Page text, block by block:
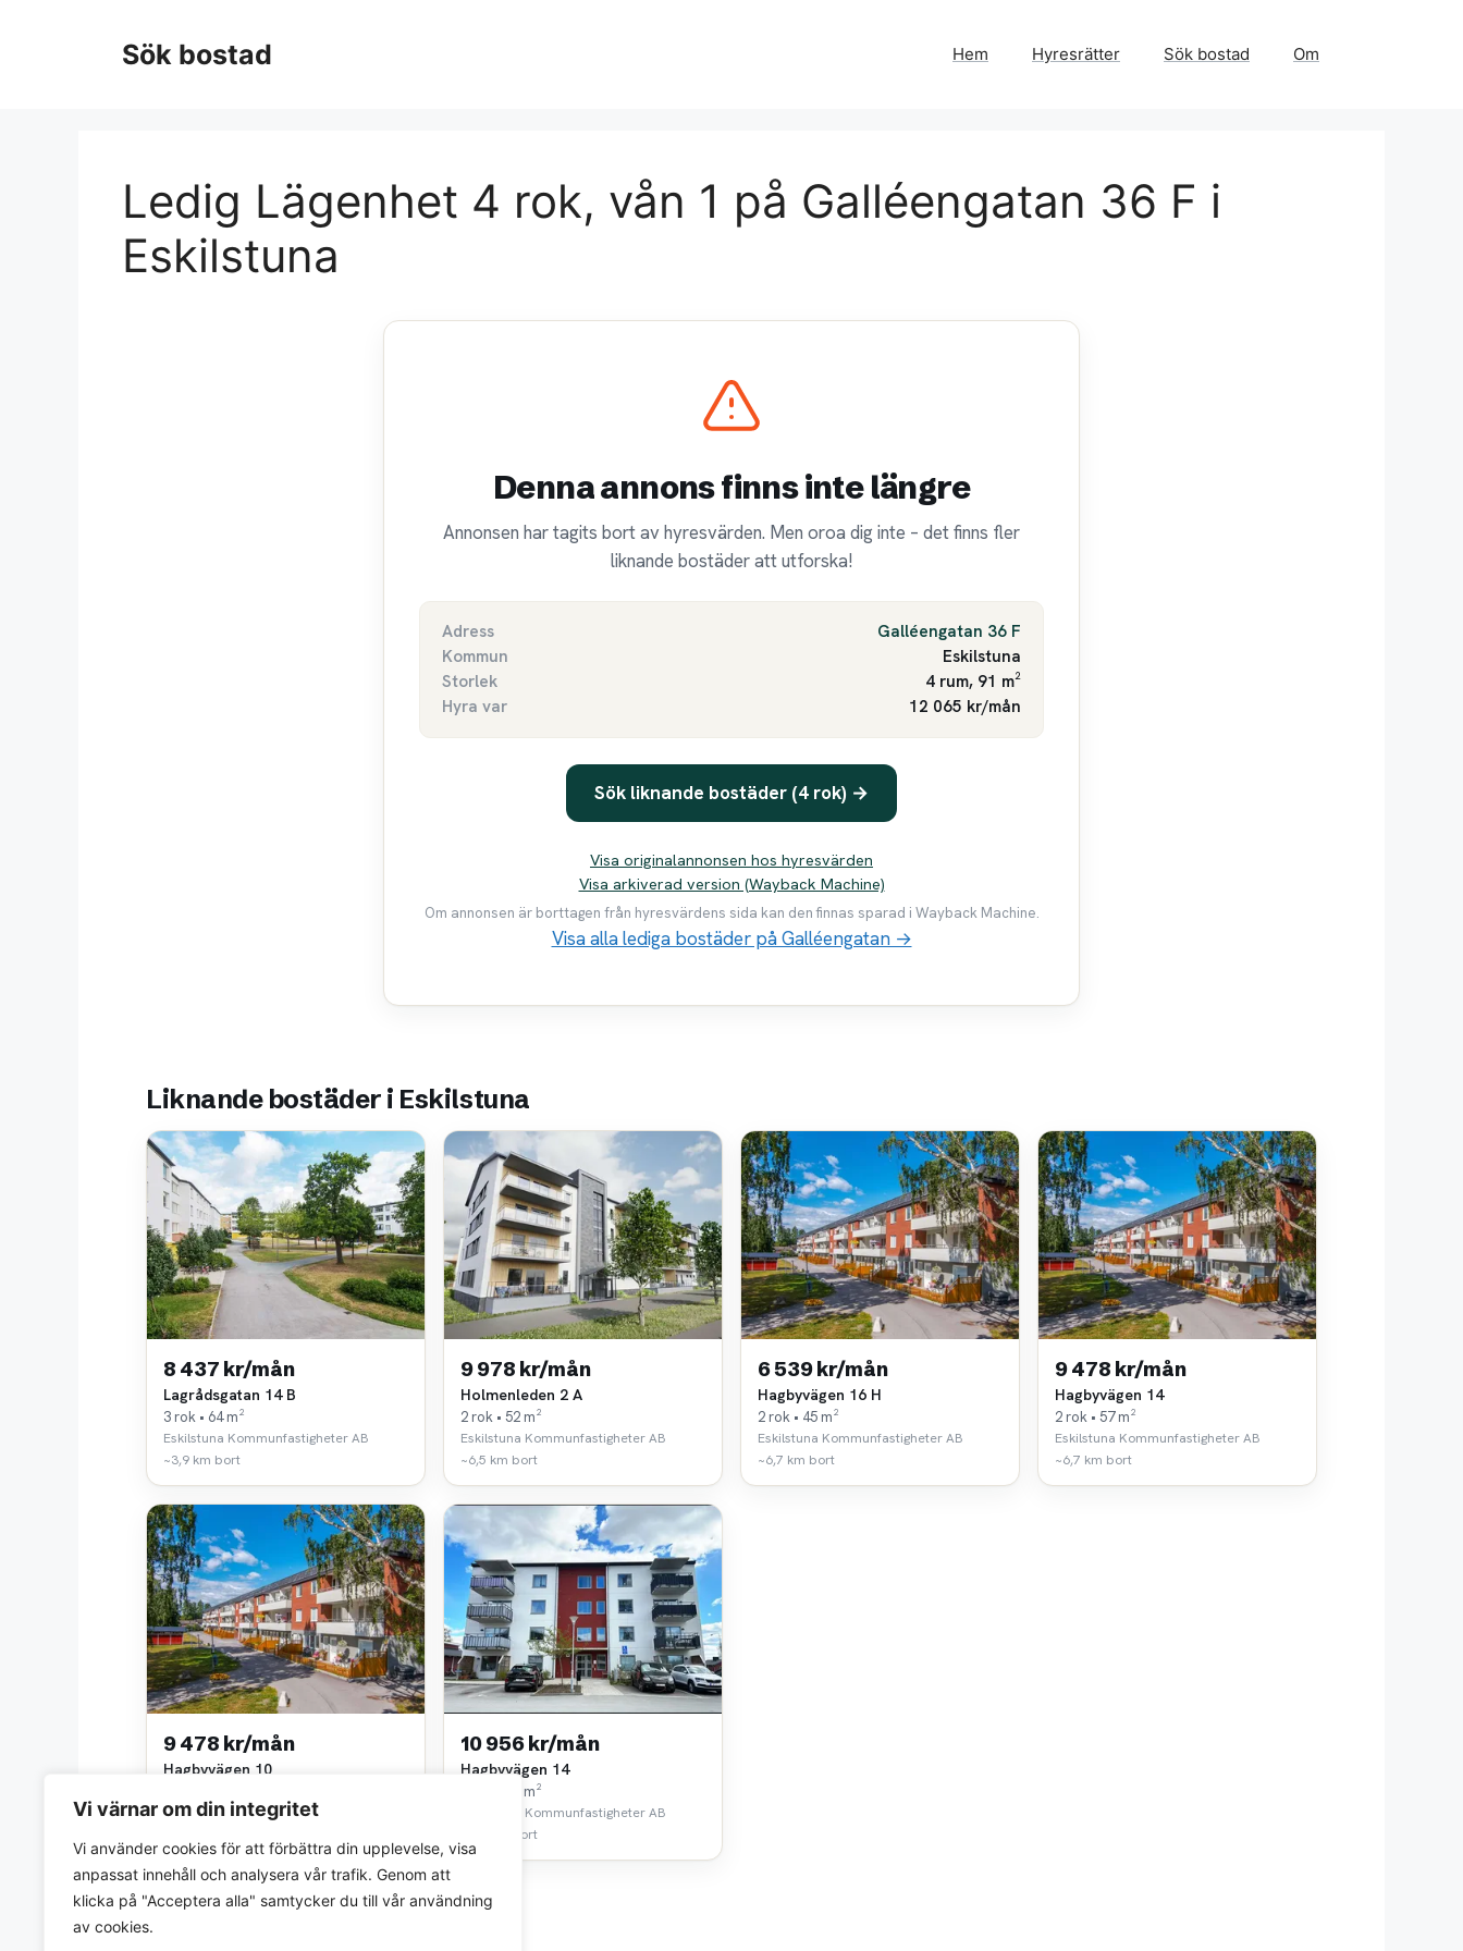
Vi värnar om din integritet
Vi använder cookies för att förbättra din upplevelse, visa
anpassat innehåll och analysera vår trafik. Genom att
klicka på "Acceptera alla" samtycker du till vår användning
av cookies.
Sök bostad Hem Hyresrätter Sök bostad Om
Ledig Lägenhet 4 rok, vån 1 på Galléengatan 36 F i
Eskilstuna
Denna annons finns inte längre
Annonsen har tagits bort av hyresvärden. Men oroa dig inte – det finns fler
liknande bostäder att utforska!
Adress
Galléengatan 36 F
Kommun
Eskilstuna
Storlek
4 rum, 91 m²
Hyra var
12 065 kr/mån
Sök liknande bostäder (4 rok) →
Visa originalannonsen hos hyresvärden
Visa arkiverad version (Wayback Machine)
Om annonsen är borttagen från hyresvärdens sida kan den finnas sparad i Wayback Machine.
Visa alla lediga bostäder på Galléengatan →
Liknande bostäder i Eskilstuna
8 437 kr/mån
Lagrådsgatan 14 B
3 rok • 64 m²
Eskilstuna Kommunfastigheter AB
~3,9 km bort
9 978 kr/mån
Holmenleden 2 A
2 rok • 52 m²
Eskilstuna Kommunfastigheter AB
~6,5 km bort
6 539 kr/mån
Hagbyvägen 16 H
2 rok • 45 m²
Eskilstuna Kommunfastigheter AB
~6,7 km bort
9 478 kr/mån
Hagbyvägen 14
2 rok • 57 m²
Eskilstuna Kommunfastigheter AB
~6,7 km bort
9 478 kr/mån
Hagbyvägen 10
Eskilstuna Kommunfastigheter AB
10 956 kr/mån
Hagbyvägen 14
3 rok • 57 m²
Eskilstuna Kommunfastigheter AB
~6,7 km bort